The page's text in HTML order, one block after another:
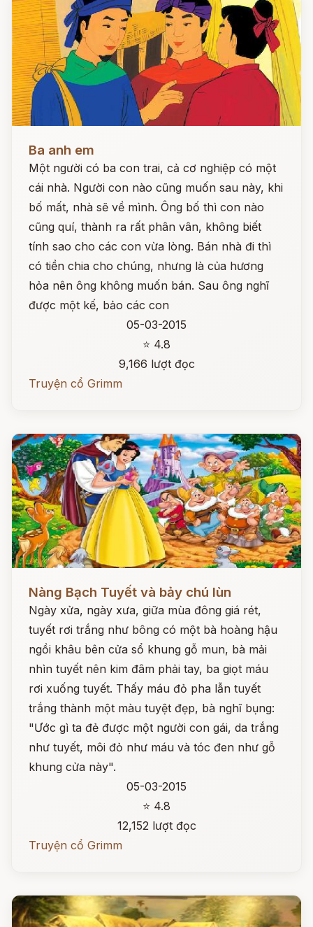
Ba anh em
Một người có ba con trai, cả cơ nghiệp có một
cái nhà. Người con nào cũng muốn sau này, khi
bố mất, nhà sẽ về mình. Ông bố thì con nào
cũng quí, thành ra rất phân vân, không biết
tính sao cho các con vừa lòng. Bán nhà đi thì
có tiền chia cho chúng, nhưng là của hương
hỏa nên ông không muốn bán. Sau ông nghĩ
được một kế, bảo các con
05-03-2015
⭐ 4.8
9,166 lượt đọc
Truyện cổ Grimm
Nàng Bạch Tuyết và bảy chú lùn
Ngày xửa, ngày xưa, giữa mùa đông giá rét,
tuyết rơi trắng như bông có một bà hoàng hậu
ngồi khâu bên cửa sổ khung gỗ mun, bà mải
nhìn tuyết nên kim đâm phải tay, ba giọt máu
rơi xuống tuyết. Thấy máu đỏ pha lẫn tuyết
trắng thành một màu tuyệt đẹp, bà nghĩ bụng:
"Ước gì ta đẻ được một người con gái, da trắng
như tuyết, môi đỏ như máu và tóc đen như gỗ
khung cửa này".
05-03-2015
⭐ 4.8
12,152 lượt đọc
Truyện cổ Grimm